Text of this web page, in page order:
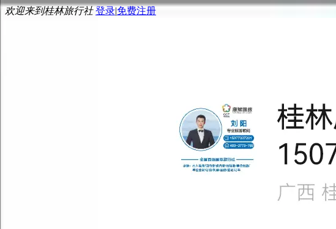
欢迎来到桂林旅行社登录|免费注册